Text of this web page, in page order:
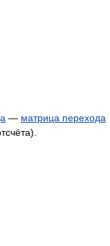
— матрица перехода